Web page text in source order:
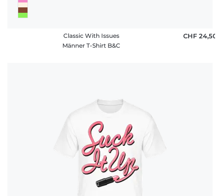
Classic With Issues
Männer T-Shirt B&C
CHF 24,50